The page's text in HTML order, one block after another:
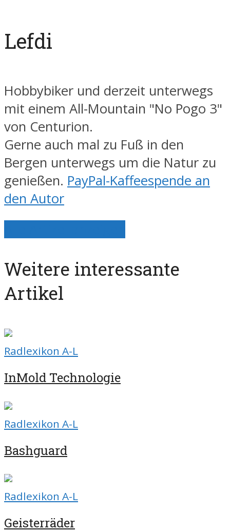
Lefdi
Hobbybiker und derzeit unterwegs
mit einem All-Mountain "No Pogo 3"
von Centurion.
Gerne auch mal zu Fuß in den
Bergen unterwegs um die Natur zu
genießen. PayPal-Kaffeespende an
den Autor
Weitere interessante
Artikel
Radlexikon A-L
InMold Technologie
Radlexikon A-L
Bashguard
Radlexikon A-L
Geisterräder